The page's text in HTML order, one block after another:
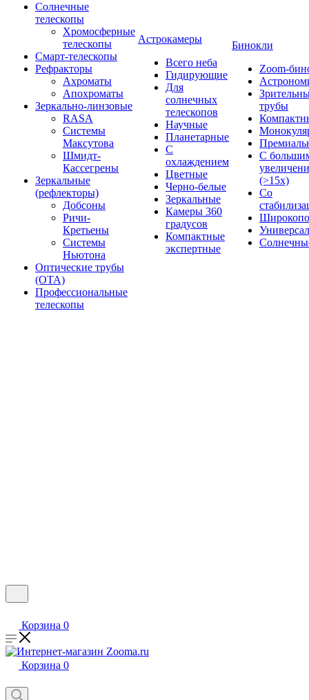
Солнечные
телескопы
Хромосферные
телескопы
Смарт-телескопы
Рефракторы
Ахроматы
Апохроматы
Зеркально-линзовые
RASA
Системы
Максутова
Шмидт-
Кассегрены
Зеркальные
(рефлекторы)
Добсоны
Ричи-
Кретьены
Системы
Ньютона
Оптические трубы
(OTA)
Профессиональные
телескопы
Астрокамеры
Всего неба
Гидирующие
Для
солнечных
телескопов
Научные
Планетарные
С
охлаждением
Цветные
Черно-белые
Зеркальные
Камеры 360
градусов
Компактные
экспертные
Бинокли
Zoom-
трубы
С
(>15x)
Со
Корзина 0
Корзина 0